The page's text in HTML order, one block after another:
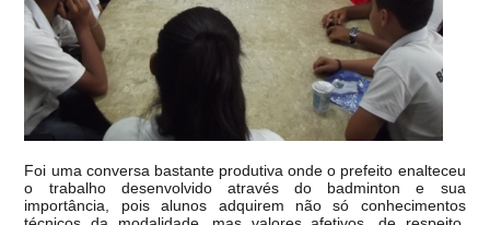
Foi uma conversa bastante produtiva onde o prefeito enalteceu
o trabalho desenvolvido através do badminton e sua
importância, pois alunos adquirem não só conhecimentos